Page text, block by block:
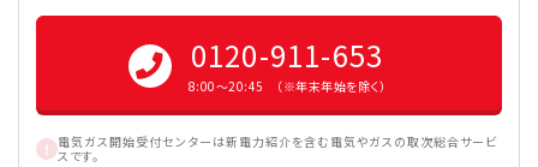
0120-911-653
8:00〜20:45 （※年末年始を除く）
電気ガス開始受付センターは新電力紹介を含む電気やガスの取次総合サービ
スです。